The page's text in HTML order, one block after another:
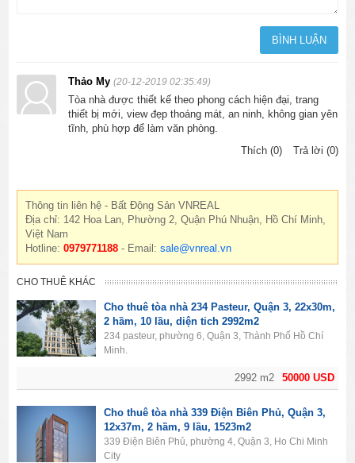
Thảo My(20-12-2019 02:35:49)
Tòa nhà được thiết kế theo phong cách hiện đại, trang
thiết bị mới, view đẹp thoáng mát, an ninh, không gian yên
tĩnh, phù hợp để làm văn phòng.
Thích (0)
Trả lời (0)
Thông tin liên hệ - Bất Động Sản VNREAL
Địa chỉ: 142 Hoa Lan, Phường 2, Quận Phú Nhuận, Hồ Chí Minh,
Việt Nam
Hotline:0979771188 - Email:sale@vnreal.vn
CHO THUÊ KHÁC
50000 USD
2992 m2
Cho thuê tòa nhà 234 Pasteur, Quận 3, 22x30m,
2 hầm, 10 lầu, diện tich 2992m2
234 pasteur, phường 6, Quận 3, Thành Phố Hồ Chí
Minh.
Cho thuê tòa nhà 339 Điện Biên Phủ, Quận 3,
12x37m, 2 hầm, 9 lầu, 1523m2
339 Điện Biên Phủ, phường 4, Quận 3, Ho Chi Minh
City